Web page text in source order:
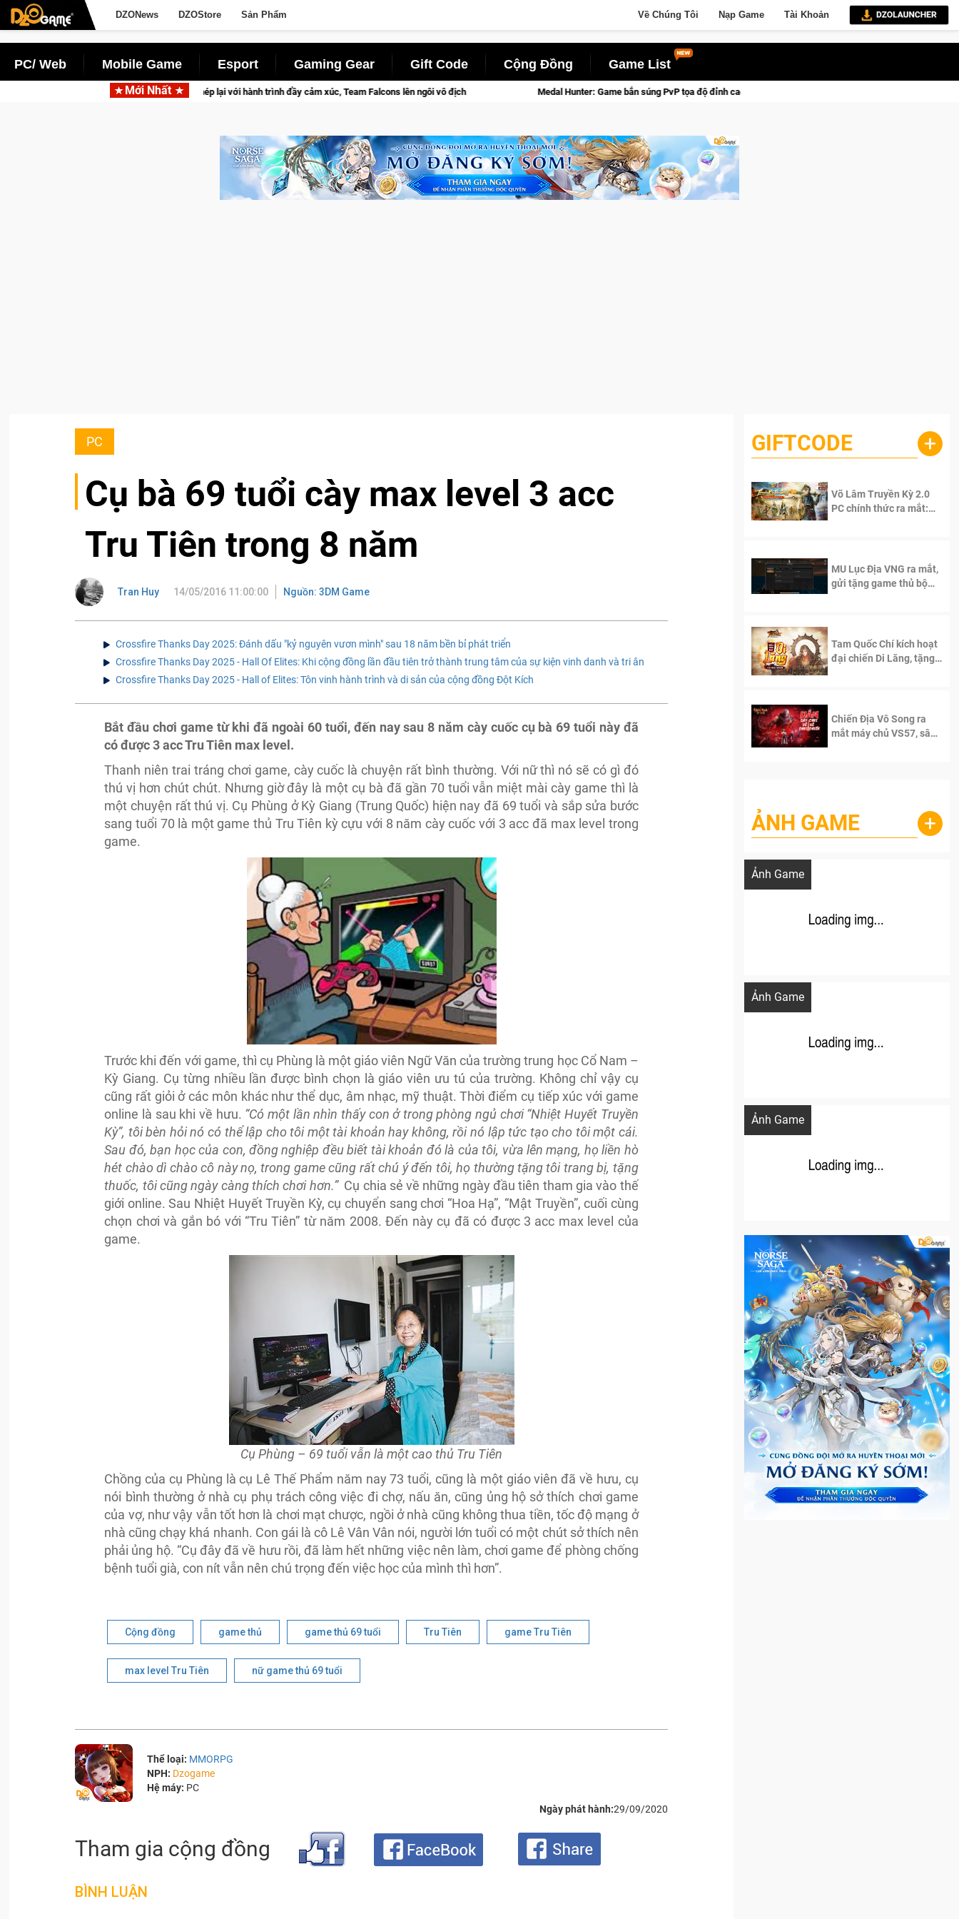
DZONews DZOStore Sản Phẩm Về Chúng Tôi Nạp Game Tài Khoản
PC/ Web Mobile Game Esport Gaming Gear Gift Code Cộng Đồng Game List
Mới Nhất
CFVL 2026 Mùa 2 khép lại với hành trình đầy cảm xúc, Team Falcons lên ngôi vô địch Medal Hunter: Game bắn súng PvP tọa độ đỉnh cao đưa bạn vào các chiến dịch lịch sử khốc liệt
PC
Cụ bà 69 tuổi cày max level 3 acc
Tru Tiên trong 8 năm
Tran Huy 14/05/2016 11:00:00 Nguồn: 3DM Game
Crossfire Thanks Day 2025: Đánh dấu "kỷ nguyên vươn mình" sau 18 năm bền bỉ phát triển
Crossfire Thanks Day 2025 - Hall Of Elites: Khi cộng đồng lần đầu tiên trở thành trung tâm của sự kiện vinh danh và tri ân
Crossfire Thanks Day 2025 - Hall of Elites: Tôn vinh hành trình và di sản của cộng đồng Đột Kích
Bắt đầu chơi game từ khi đã ngoài 60 tuổi, đến nay sau 8 năm cày cuốc cụ bà 69 tuổi này đã
có được 3 acc Tru Tiên max level.
Thanh niên trai tráng chơi game, cày cuốc là chuyện rất bình thường. Với nữ thì nó sẽ có gì đó
thú vị hơn chút chút. Nhưng giờ đây là một cụ bà đã gần 70 tuổi vẫn miệt mài cày game thì là
một chuyện rất thú vị. Cụ Phùng ở Kỳ Giang (Trung Quốc) hiện nay đã 69 tuổi và sắp sửa bước
sang tuổi 70 là một game thủ Tru Tiên kỳ cựu với 8 năm cày cuốc với 3 acc đã max level trong
game.
Trước khi đến với game, thì cụ Phùng là một giáo viên Ngữ Văn của trường trung học Cổ Nam –
Kỳ Giang. Cụ từng nhiều lần được bình chọn là giáo viên ưu tú của trường. Không chỉ vậy cụ
cũng rất giỏi ở các môn khác như thể dục, âm nhạc, mỹ thuật. Thời điểm cụ tiếp xúc với game
online là sau khi về hưu. “Có một lần nhìn thấy con ở trong phòng ngủ chơi “Nhiệt Huyết Truyền
Kỳ”, tôi bèn hỏi nó có thể lập cho tôi một tài khoản hay không, rồi nó lập tức tạo cho tôi một cái.
Sau đó, bạn học của con, đồng nghiệp đều biết tài khoản đó là của tôi, vừa lên mạng, họ liền hò
hét chào dì chào cô này nọ, trong game cũng rất chú ý đến tôi, họ thường tặng tôi trang bị, tặng
thuốc, tôi cũng ngày càng thích chơi hơn.” Cụ chia sẻ về những ngày đầu tiên tham gia vào thế
giới online. Sau Nhiệt Huyết Truyền Kỳ, cụ chuyển sang chơi “Hoa Hạ”, “Mật Truyền”, cuối cùng
chọn chơi và gắn bó với “Tru Tiên” từ năm 2008. Đến này cụ đã có được 3 acc max level của
game.
Cụ Phùng – 69 tuổi vẫn là một cao thủ Tru Tiên
Chồng của cụ Phùng là cụ Lê Thế Phẩm năm nay 73 tuổi, cũng là một giáo viên đã về hưu, cụ
nói bình thường ở nhà cụ phụ trách công việc đi chợ, nấu ăn, cũng ủng hộ sở thích chơi game
của vợ, như vậy vẫn tốt hơn là chơi mạt chược, ngồi ở nhà cũng không thua tiền, tốc độ mạng ở
nhà cũng chạy khá nhanh. Con gái là cô Lê Vân Vân nói, người lớn tuổi có một chút sở thích nên
phải ủng hộ. “Cụ đây đã về hưu rồi, đã làm hết những việc nên làm, chơi game để phòng chống
bệnh tuổi già, con nít vẫn nên chú trọng đến việc học của mình thì hơn”.
Cộng đồng game thủ game thủ 69 tuổi Tru Tiên game Tru Tiên
max level Tru Tiên nữ game thủ 69 tuổi
Thể loại: MMORPG
NPH: Dzogame
Hệ máy: PC
Ngày phát hành:29/09/2020
Tham gia cộng đồng
BÌNH LUẬN
GIFTCODE +
Võ Lâm Truyền Kỳ 2.0
PC chính thức ra mắt:
MU Lục Địa VNG ra mắt,
gửi tặng game thủ bộ
Tam Quốc Chí kích hoạt
đại chiến Di Lăng, tặng
Chiến Địa Vô Song ra
mắt máy chủ VS57, sân
ẢNH GAME +
Ảnh Game
Lala Croft vừa nóng vừa xinh dưới nét vẽ
Ảnh Game
Ảnh Game